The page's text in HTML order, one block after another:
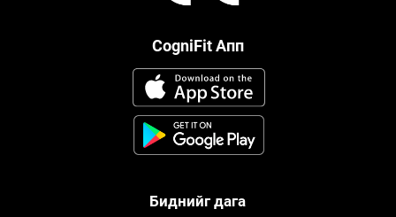
CogniFit Апп
Биднийг дага